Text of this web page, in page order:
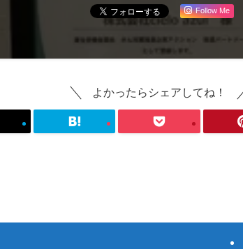
Follow Me
よかったらシェアしてね！